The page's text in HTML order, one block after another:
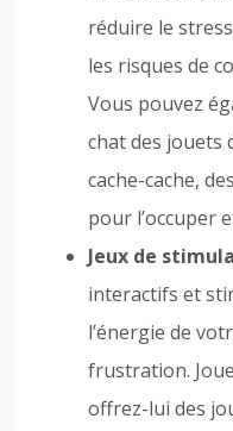
réduire le
les risques de
Vous pouvez
chat des jouets
cache-cache,
pour l’occuper
Jeux de
interactifs et
l’énergie de
frustration.
offrez-lui des